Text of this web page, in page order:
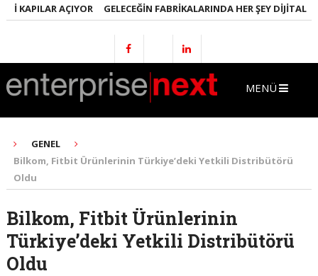
AÇIYOR GELECEĞIN FABRIKALARINDA HER ŞEY DIJITAL
MENÜ
GENEL
Bilkom, Fitbit Ürünlerinin Türkiye’deki Yetkili Distribütörü
Oldu
Bilkom, Fitbit Ürünlerinin
Türkiye’deki Yetkili Distribütörü
Oldu